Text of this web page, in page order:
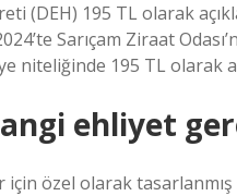
(DEH) 195 TL olarak
Sarıçam Ziraat
niteliğinde 195 TL olarak
ehliyet
için özel olarak